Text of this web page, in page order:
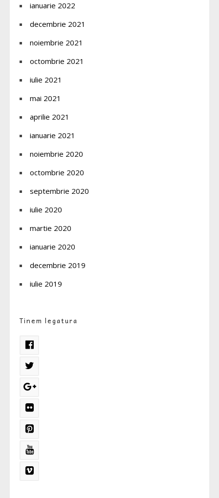
ianuarie 2022
decembrie 2021
noiembrie 2021
octombrie 2021
iulie 2021
mai 2021
aprilie 2021
ianuarie 2021
noiembrie 2020
octombrie 2020
septembrie 2020
iulie 2020
martie 2020
ianuarie 2020
decembrie 2019
iulie 2019
Tinem legatura